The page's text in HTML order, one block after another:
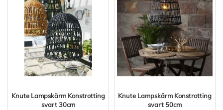
Knute Lampskärm Konstrotting
svart 30cm
Knute Lampskärm Konstrotting
svart 50cm